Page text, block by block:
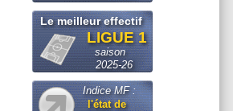
Le meilleur effectif
LIGUE 1
saison
2025-26
Indice MF :
l'état de